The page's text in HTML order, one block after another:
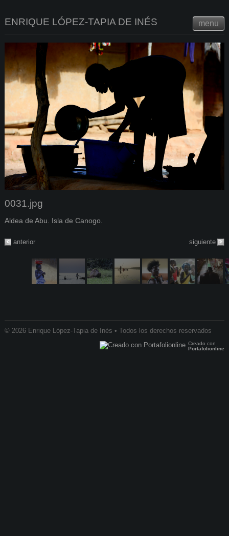
menu
ENRIQUE LÓPEZ-TAPIA DE INÉS
0031.jpg
Aldea de Abu. Isla de Canogo.
anterior siguiente
© 2026 Enrique López-Tapia de Inés • Todos los derechos reservados
Creado con
Portafolionline